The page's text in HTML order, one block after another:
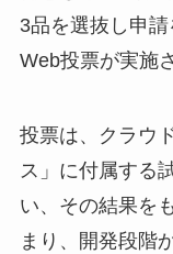
3品を選抜し申
Web投票が実施
投票は、クラウ
ス」に付属する
い、その結果を
まり、開発段階